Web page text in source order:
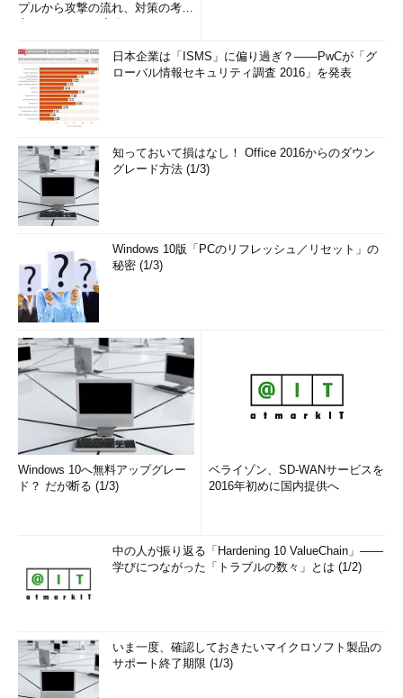
プルから攻撃の流れ、対策の考え
日本企業は「ISMS」に偏り過ぎ？――PwCが「グ
ローバル情報セキュリティ調査 2016」を発表
知っておいて損はなし！ Office 2016からのダウン
グレード方法 (1/3)
Windows 10版「PCのリフレッシュ／リセット」の
秘密 (1/3)
Windows 10へ無料アップグレー
ド？ だが断る (1/3)
ベライゾン、SD-WANサービスを
2016年初めに国内提供へ
中の人が振り返る「Hardening 10 ValueChain」――
学びにつながった「トラブルの数々」とは (1/2)
いま一度、確認しておきたいマイクロソフト製品の
サポート終了期限 (1/3)